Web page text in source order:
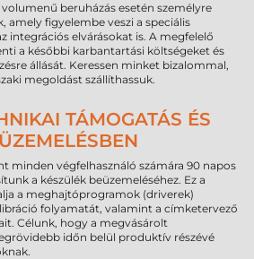
beruházás esetén személyre
amely figyelembe veszi a speciális
integrációs elvárásokat is. A megfelelő
a későbbi karbantartási költségeket és
állását. Keressen minket bizalommal,
megoldást szállíthassuk.
TÁMOGATÁS ÉS
minden végfelhasználó számára 90 napos
a készülék beüzemeléséhez. Ez a
a meghajtóprogramok (driverek)
folyamatát, valamint a címketervező
Célunk, hogy a megvásárolt
időn belül produktív részévé